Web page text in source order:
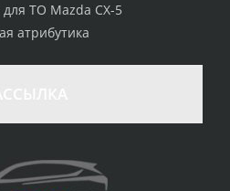
ТО Mazda CX-5
атрибутика